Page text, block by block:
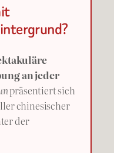
an jeder
präsentiert sich
chinesischer
der